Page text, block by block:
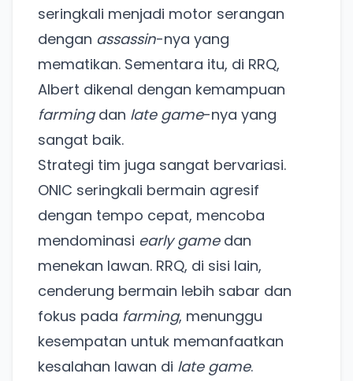
seringkali menjadi motor serangan
dengan assassin-nya yang
mematikan. Sementara itu, di RRQ,
Albert dikenal dengan kemampuan
farmingdan late game-nya yang
sangat baik.
Strategi tim juga sangat bervariasi.
ONIC seringkali bermain agresif
dengan tempo cepat, mencoba
mendominasi early gamedan
menekan lawan. RRQ, di sisi lain,
cenderung bermain lebih sabar dan
fokus pada farming, menunggu
kesempatan untuk memanfaatkan
kesalahan lawan di late game.